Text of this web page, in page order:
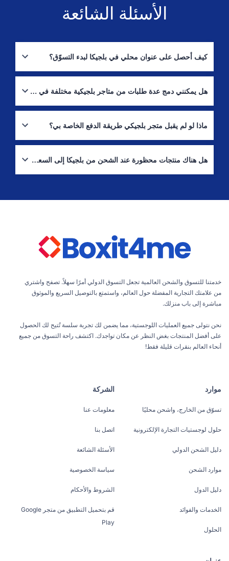
الأسئلة الشائعة
كيف أحصل على عنوان محلي في بلجيكا لبدء التسوّق؟
سجّل في Boxit4me للحصول على عنوان شخصي في بلجيكا. استخدمه عند
الدفع في مواقع التسوّق البلجيكية؛ سنتولى استلام طرودك وإرسالها إلى
السعودية.
هل يمكنني دمج عدة طلبات من متاجر بلجيكية مختلفة في شحنة واحدة؟
نعم. يمكننا الاحتفاظ بعدّة طرود ودمجها في شحنة واحدة، وهي غالبًا
الطريقة الأفضل لتقليل تكلفة الشحن الدولي إلى السعودية.
ماذا لو لم يقبل متجر بلجيكي طريقة الدفع الخاصة بي؟
استخدم خدمة الشراء بالنيابة (“اشترِ لي”). أخبرنا بالمنتجات والمتجر،
وسنقوم بالشراء محليًا في بلجيكا وشحنها إلى عنوانك في السعودية.
هل هناك منتجات محظورة عند الشحن من بلجيكا إلى السعودية؟
شركات الشحن أو الجمارك. راجع القوائم والموارد الرسمية المذكورة أعلاه
خدمتنا للتسوق والشحن العالمية تجعل التسوق الدولي أمرًا سهلاً. تصفح واشتري
من علامتك التجارية المفضلة حول العالم، واستمتع بالتوصيل السريع والموثوق
مباشرة إلى باب منزلك.
نحن نتولى جميع العمليات اللوجستية، مما يضمن لك تجربة سلسة تُتيح لك الحصول
على أفضل المنتجات بغض النظر عن مكان تواجدك. اكتشف راحة التسوق من جميع
أنحاء العالم بنقرات قليلة فقط!
موارد
تسوّق من الخارج، واشحن محليًا
حلول لوجستيات التجارة الإلكترونية
دليل الشحن الدولي
موارد الشحن
دليل الدول
الخدمات والفوائد
الحلول
الشركة
معلومات عنا
اتصل بنا
الأسئلة الشائعة
سياسة الخصوصية
الشروط والأحكام
قم بتحميل التطبيق من متجر Google
Play